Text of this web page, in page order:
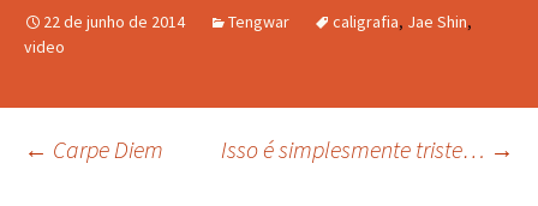
22 de junho de 2014 Tengwar caligrafia, Jae Shin,
video
Navegação
← Carpe Diem Isso é simplesmente triste… →